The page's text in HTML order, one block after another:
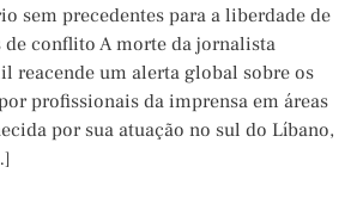
sem precedentes para a liberdade de
de conflito A morte da jornalista
reacende um alerta global sobre os
profissionais da imprensa em áreas
por sua atuação no sul do Líbano,